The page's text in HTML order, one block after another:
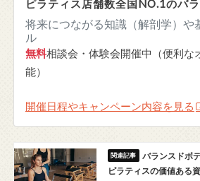
ピラティス店舗数全国NO.1のバ
将来につながる知識（解剖学）や
ル
無料相談会・体験会開催中（便利な
能）
開催日程やキャンペーン内容を見る
バランスドボ
ピラティスの価値ある